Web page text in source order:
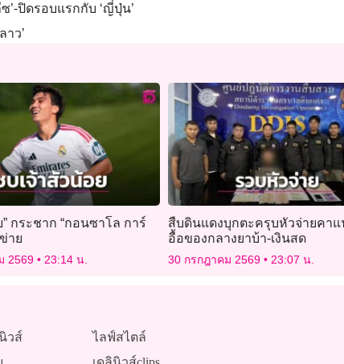
’-ปิดรอบแรกกับ ‘ญี่ปุ่น’
าว’
” กระชาก “กอนซาโล การ์
าย
2569 23:14 น.
สืบดินแดงบุกตะครุบหัวจ่ายคา
อื้อของกลางยาบ้า-เงินสด
30 กรกฎาคม 2569 23:07 น.
วส์
ไลฟ์สไตล์